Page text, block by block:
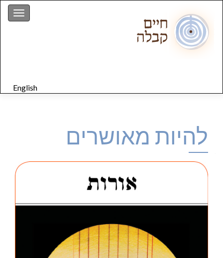
English
להיות מאושרים